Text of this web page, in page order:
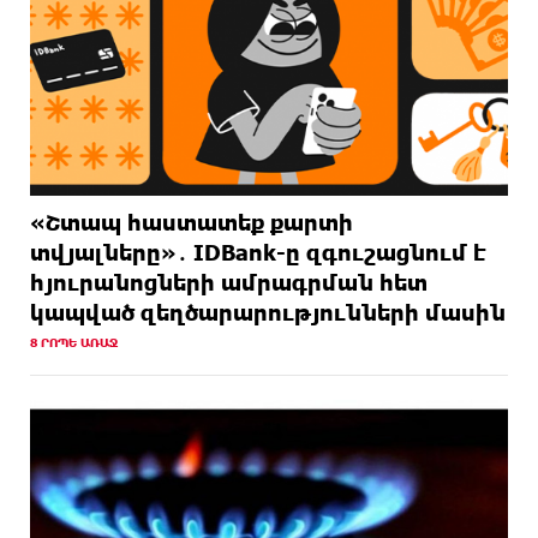
«Շտապ հաստատեք քարտի
տվյալները»․ IDBank-ը զգուշացնում է
հյուրանոցների ամրագրման հետ
կապված զեղծարարությունների մասին
8 ՐՈՊԵ ԱՌԱՋ